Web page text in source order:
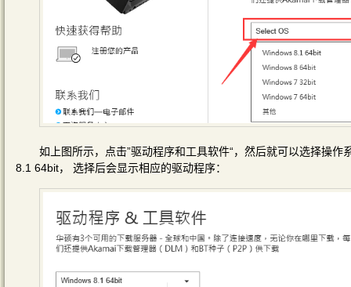
如上图所示，点击”驱动程序和工具软件“，然后就可以选择操
8.1 64bit， 选择后会显示相应的驱动程序：